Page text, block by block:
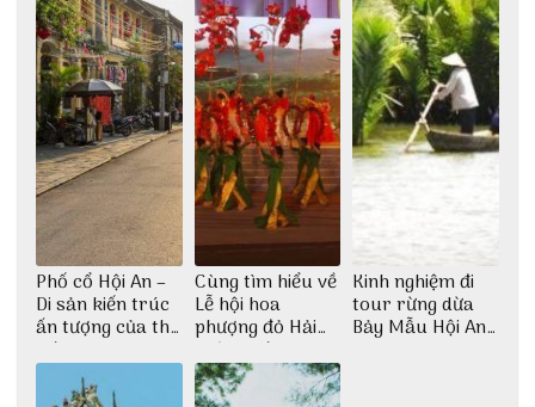
Phố cổ Hội An –
Di sản kiến trúc
ấn tượng của thế
giới
Cùng tìm hiểu về
Lễ hội hoa
phượng đỏ Hải
Phòng với 3vi.vn
Kinh nghiệm đi
tour rừng dừa
Bảy Mẫu Hội An